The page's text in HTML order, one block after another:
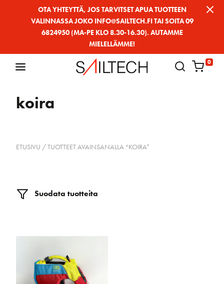
OTA YHTEYTTÄ, JOS TARVITSET APUA TUOTTEEN
VALINNASSA JOKO INFO@SAILTECH.FI TAI SOITA 09
6824950 (MA-PE KLO 8.30-16.30). AUTAMME
MIELELLÄMME!
0
koira
ETUSIVU / TUOTTEET AVAINSANALLA “KOIRA”
Suodata tuotteita